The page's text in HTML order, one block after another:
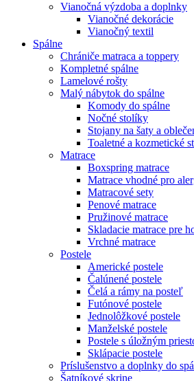
Vianočná výzdoba a doplnky
Vianočné dekorácie
Vianočný textil
Spálne
Chrániče matraca a toppery
Kompletné spálne
Lamelové rošty
Malý nábytok do spálne
Komody do spálne
Nočné stolíky
Stojany na šaty a
Toaletné a kozmetické
Matrace
Boxspring matrace
Matrace vhodné pro
Matracové sety
Penové matrace
Pružinové matrace
Skladacie matrace pre
Vrchné matrace
Postele
Americké postele
Čalúnené postele
Čelá a rámy na posteľ
Futónové postele
Jednolôžkové postele
Manželské postele
Postele s úložným
Sklápacie postele
Príslušenstvo a doplnky do
Šatníkové skrine